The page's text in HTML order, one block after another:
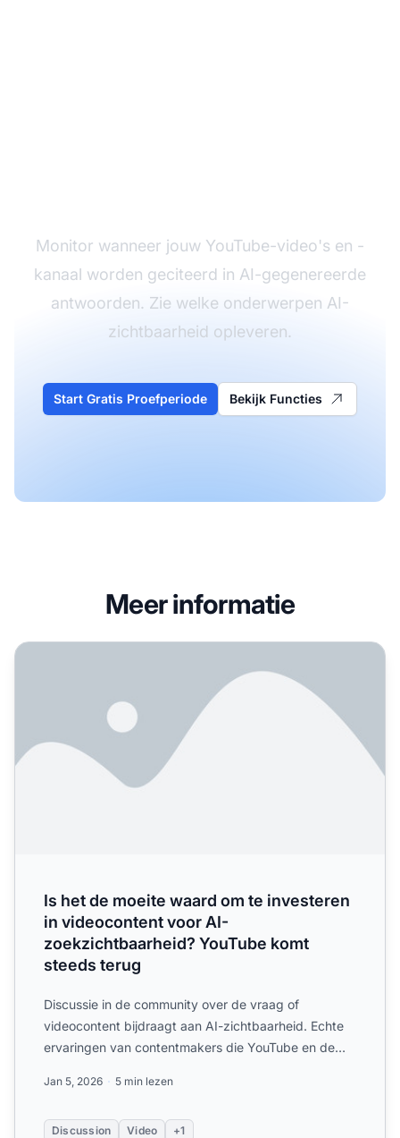
Monitor wanneer jouw YouTube-video's en -
kanaal worden geciteerd in AI-gegenereerde
antwoorden. Zie welke onderwerpen AI-
zichtbaarheid opleveren.
Start Gratis Proefperiode Bekijk Functies
Meer informatie
Is het de moeite waard om te investeren in videocontent
Is het de moeite waard om te investeren
in videocontent voor AI-
zoekzichtbaarheid? YouTube komt
steeds terug
Discussie in de community over de vraag of
videocontent bijdraagt aan AI-zichtbaarheid. Echte
ervaringen van contentmakers die YouTube en de
Jan 5, 2026 5 min lezen
Discussion Video +1